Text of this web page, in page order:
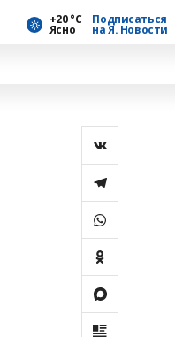
+20 °С
Ясно
Подписаться
на Я. Новости